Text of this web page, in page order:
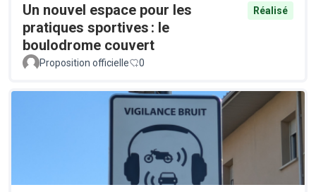
Un nouvel espace pour les
pratiques sportives : le
boulodrome couvert
Réalisé
Proposition officielle 0